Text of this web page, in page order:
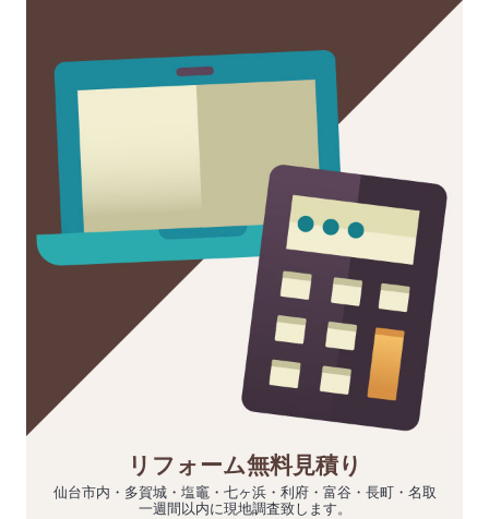
リフォーム無料見積り
仙台市内・多賀城・塩竈・七ヶ浜・利府・富谷・長町・名取
一週間以内に現地調査致します。